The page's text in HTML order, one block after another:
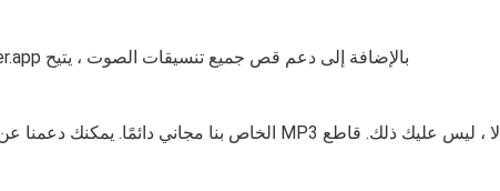
بالإضافة إلى دعم قص جميع تنسيقات الصوت ، يتيح MP3Cutter.app أيضًا قص وتحويل مقاطع الفيديو إلى mp3 بسرعة.
لا ، ليس عليك ذلك. قاطع MP3 الخاص بنا مجاني دائمًا. يمكنك دعمنا عن طريق تعطيل أدوات منع الإعلانات الخاصة بك. إنه يدعم نمونا.